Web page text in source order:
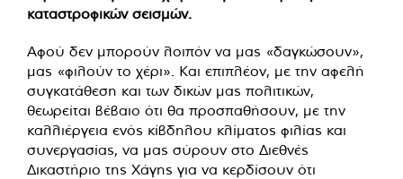
καταστροφικών σεισμών.
Αφού δεν μπορούν λοιπόν να μας «δαγκώσουν»,
μας «φιλούν το χέρι». Και επιπλέον, με την αφελή
συγκατάθεση και των δικών μας πολιτικών,
θεωρείται βέβαιο ότι θα προσπαθήσουν, με την
καλλιέργεια ενός κίβδηλου κλίματος φιλίας και
συνεργασίας, να μας σύρουν στο Διεθνές
Δικαστήριο της Χάγης για να κερδίσουν ότι